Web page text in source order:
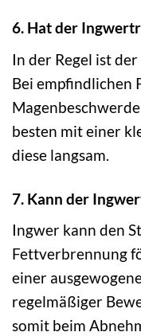
6. Hat der
In der Regel ist
Bei empfindlichen
besten mit einer
diese langsam.
7. Kann der
Ingwer kann den
Fettverbrennung
einer
regelmäßiger
somit beim